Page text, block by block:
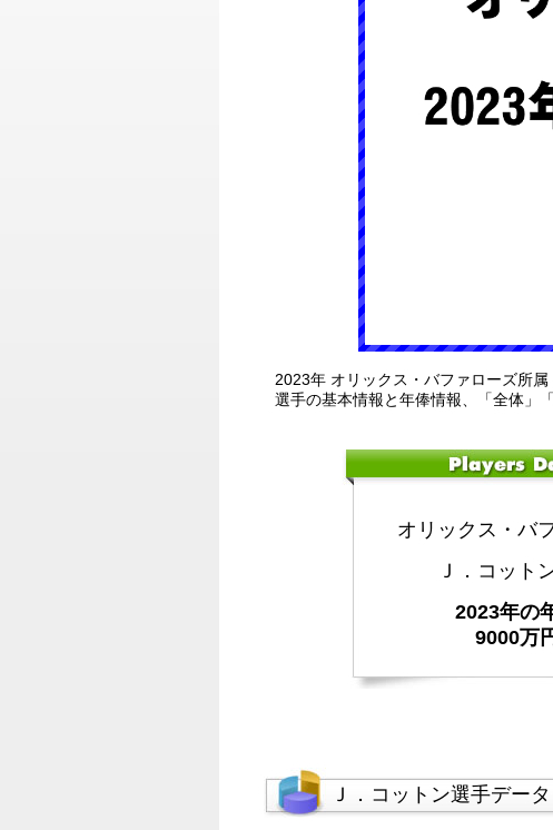
2023年 オリックス・バファローズ所
選手の基本情報と年俸情報、「全体」
オリックス・バ
Ｊ．コット
2023年の
9000万
Ｊ．コットン選手データ